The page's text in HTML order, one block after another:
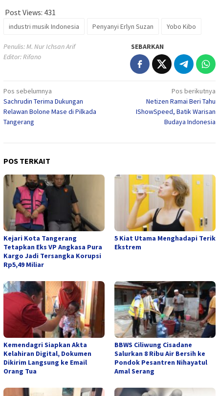
Post Views: 431
industri musik Indonesia Penyanyi Erlyn Suzan Yobo Kibo
Penulis: M. Nur Ichsan Arif
Editor: Rifano
SEBARKAN
Navigasi
pos
Pos sebelumnya
Sachrudin Terima Dukungan
Relawan Bolone Mase di Pilkada
Tangerang
Pos berikutnya
Netizen Ramai Beri Tahu
IShowSpeed, Batik Warisan
Budaya Indonesia
POS TERKAIT
Kejari Kota Tangerang
Tetapkan Eks VP Angkasa Pura
Kargo Jadi Tersangka Korupsi
Rp5,49 Miliar
5 Kiat Utama Menghadapi Terik
Ekstrem
Kemendagri Siapkan Akta
Kelahiran Digital, Dokumen
Dikirim Langsung ke Email
Orang Tua
BBWS Ciliwung Cisadane
Salurkan 8 Ribu Air Bersih ke
Pondok Pesantren Nihayatul
Amal Serang